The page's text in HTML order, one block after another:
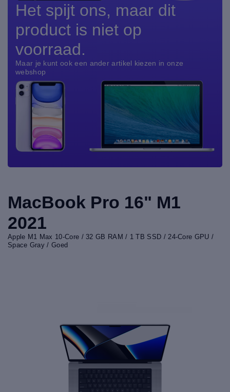
Het spijt ons, maar dit
product is niet op
voorraad.
Maar je kunt ook een ander artikel kiezen in onze
webshop
MacBook Pro 16" M1
2021
Apple M1 Max 10-Core / 32 GB RAM / 1 TB SSD / 24-Core GPU /
Space Gray / Goed